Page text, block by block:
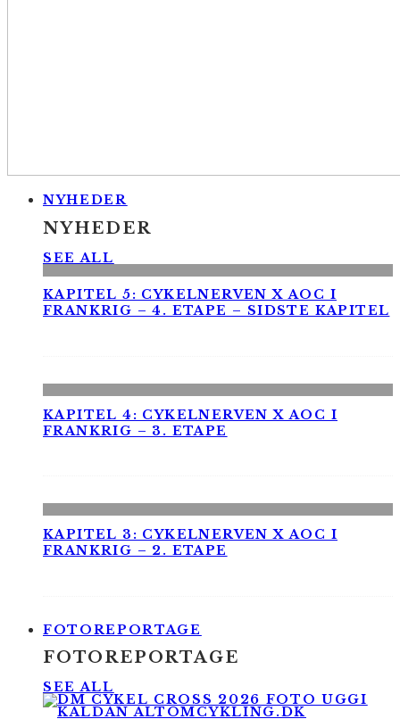
NYHEDER
NYHEDER
SEE ALL
KAPITEL 5: CYKELNERVEN X AOC I
FRANKRIG – 4. ETAPE – SIDSTE KAPITEL
KAPITEL 4: CYKELNERVEN X AOC I
FRANKRIG – 3. ETAPE
KAPITEL 3: CYKELNERVEN X AOC I
FRANKRIG – 2. ETAPE
FOTOREPORTAGE
FOTOREPORTAGE
SEE ALL